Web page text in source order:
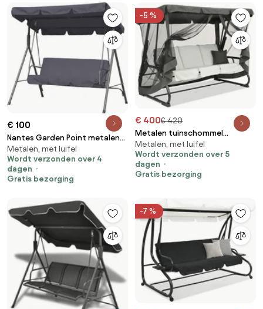
€ 100
Nantes Garden Point metalen
tuinschommel antraciet
Metalen, met luifel
Wordt verzonden over 4
dagen
Gratis bezorging
-5 %
€ 400€ 420
Metalen tuinschommel
Walencja Garden Point grijs
Metalen, met luifel
Wordt verzonden over 5
dagen
Gratis bezorging
-7 %